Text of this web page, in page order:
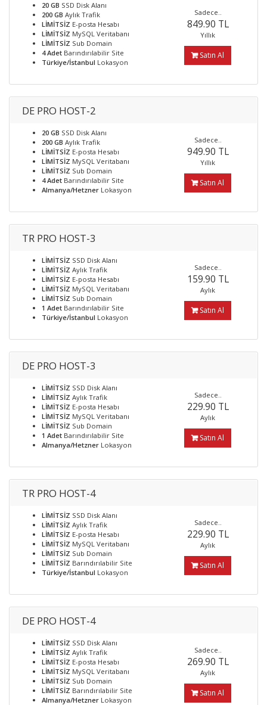
20 GB SSD Disk Alanı
200 GB Aylık Trafik
LİMİTSİZ E-posta Hesabı
LİMİTSİZ MySQL Veritabanı
LİMİTSİZ Sub Domain
4 Adet Barındırılabilir Site
Türkiye/İstanbul Lokasyon
Sadece..
849.90 TL
Yıllık
Satın Al
DE PRO HOST-2
20 GB SSD Disk Alanı
200 GB Aylık Trafik
LİMİTSİZ E-posta Hesabı
LİMİTSİZ MySQL Veritabanı
LİMİTSİZ Sub Domain
4 Adet Barındırılabilir Site
Almanya/Hetzner Lokasyon
Sadece..
949.90 TL
Yıllık
Satın Al
TR PRO HOST-3
LİMİTSİZ SSD Disk Alanı
LİMİTSİZ Aylık Trafik
LİMİTSİZ E-posta Hesabı
LİMİTSİZ MySQL Veritabanı
LİMİTSİZ Sub Domain
1 Adet Barındırılabilir Site
Türkiye/İstanbul Lokasyon
Sadece..
159.90 TL
Aylık
Satın Al
DE PRO HOST-3
LİMİTSİZ SSD Disk Alanı
LİMİTSİZ Aylık Trafik
LİMİTSİZ E-posta Hesabı
LİMİTSİZ MySQL Veritabanı
LİMİTSİZ Sub Domain
1 Adet Barındırılabilir Site
Almanya/Hetzner Lokasyon
Sadece..
229.90 TL
Aylık
Satın Al
TR PRO HOST-4
LİMİTSİZ SSD Disk Alanı
LİMİTSİZ Aylık Trafik
LİMİTSİZ E-posta Hesabı
LİMİTSİZ MySQL Veritabanı
LİMİTSİZ Sub Domain
LİMİTSİZ Barındırılabilir Site
Türkiye/İstanbul Lokasyon
Sadece..
229.90 TL
Aylık
Satın Al
DE PRO HOST-4
LİMİTSİZ SSD Disk Alanı
LİMİTSİZ Aylık Trafik
LİMİTSİZ E-posta Hesabı
LİMİTSİZ MySQL Veritabanı
LİMİTSİZ Sub Domain
LİMİTSİZ Barındırılabilir Site
Almanya/Hetzner Lokasyon
Sadece..
269.90 TL
Aylık
Satın Al